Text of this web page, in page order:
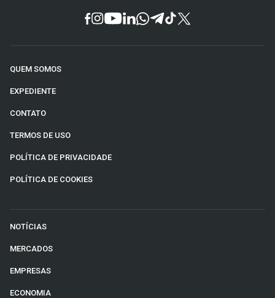
QUEM SOMOS
EXPEDIENTE
CONTATO
TERMOS DE USO
POLÍTICA DE PRIVACIDADE
POLÍTICA DE COOKIES
NOTÍCIAS
MERCADOS
EMPRESAS
ECONOMIA